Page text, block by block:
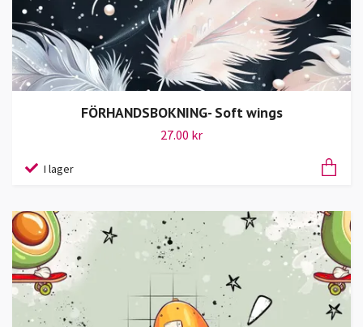
FÖRHANDSBOKNING- Soft wings
27.00 kr
I lager